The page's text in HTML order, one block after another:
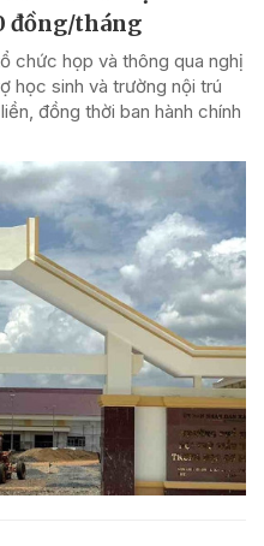
đồng/tháng
chức họp và thông qua nghị
học sinh và trường nội trú
đồng thời ban hành chính